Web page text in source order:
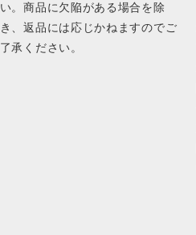
い。商品に欠陥がある場合を除
き、返品には応じかねますのでご
了承ください。